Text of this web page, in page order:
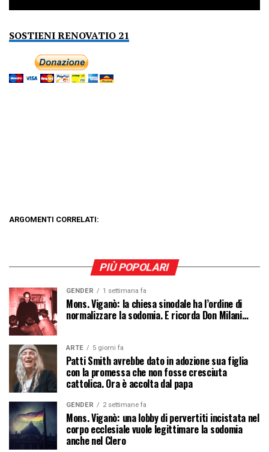
SOSTIENI RENOVATIO 21
ARGOMENTI CORRELATI:
PIÙ POPOLARI
GENDER 1 settimana fa
Mons. Viganò: la chiesa sinodale ha l’ordine di
normalizzare la sodomia. E ricorda Don Milani…
ARTE 5 giorni fa
Patti Smith avrebbe dato in adozione sua figlia
con la promessa che non fosse cresciuta
cattolica. Ora è accolta dal papa
GENDER 2 settimane fa
Mons. Viganò: una lobby di pervertiti incistata nel
corpo ecclesiale vuole legittimare la sodomia
anche nel Clero